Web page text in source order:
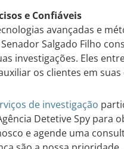
e Confiáveis
avançadas e
Salgado Filho
investigações. Eles
os clientes em suas
de investigação
Detetive Spy para
e agende uma